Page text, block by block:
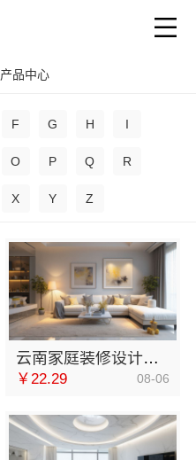
产品中心
F G H I
O P Q R
X Y Z
云南家庭装修设计全包价格，云南至高新型建材有限公司透明报价
￥22.29 08-06